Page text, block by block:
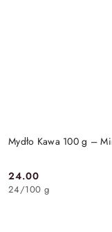
Mydło Kawa 100 g –
Cena:
24.00
24/100 g